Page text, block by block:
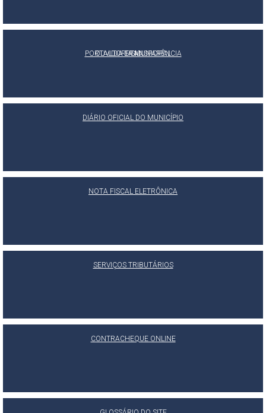
PORTAL DA TRANSPARÊNCIA
E-SIC
OUVIDORIA MUNICIPAL
DIÁRIO OFICIAL DO MUNICÍPIO
NOTA FISCAL ELETRÔNICA
SERVIÇOS TRIBUTÁRIOS
CONTRACHEQUE ONLINE